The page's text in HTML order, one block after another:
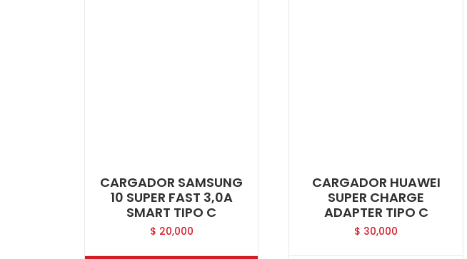
CARGADOR SAMSUNG
10 SUPER FAST 3,0A
SMART TIPO C
$ 20,000
CARGADOR HUAWEI
SUPER CHARGE
ADAPTER TIPO C
$ 30,000